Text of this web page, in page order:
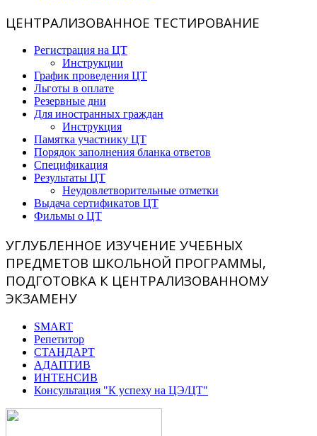
ЦЕНТРАЛИЗОВАННОЕ ТЕСТИРОВАНИЕ
Регистрация на ЦТ
Инструкции
График проведения ЦТ
Льготы в оплате
Резервные дни
Для иностранных граждан
Инструкция
Памятка участнику ЦТ
Порядок заполнения бланка ответов
Спецификация
Результаты ЦТ
Неудовлетворительные отметки
Выдача сертификатов ЦТ
Фильмы о ЦТ
УГЛУБЛЕННОЕ ИЗУЧЕНИЕ УЧЕБНЫХ
ПРЕДМЕТОВ ШКОЛЬНОЙ ПРОГРАММЫ,
ПОДГОТОВКА К ЦЕНТРАЛИЗОВАННОМУ
ЭКЗАМЕНУ
SMART
Репетитор
СТАНДАРТ
АДАПТИВ
ИНТЕНСИВ
Консультация "К успеху на ЦЭ/ЦТ"